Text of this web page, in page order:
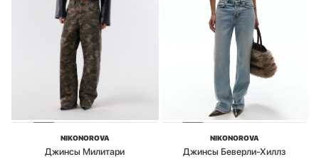
NIKONOROVA
Джинсы Милитари
NIKONOROVA
Джинсы Беверли-Хиллз